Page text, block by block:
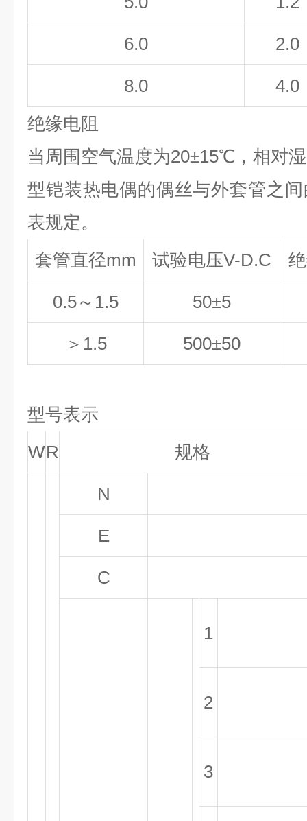
6.0 2.0
8.0
4.0
绝缘电阻
当周围空气温度为20±15℃ ，相对
型铠装热电偶的偶丝与外套管之
表规定。
套管直径mm
试验电压V-D.C
0.5～1.5 50±5
＞1.5 500±50
型号表示
WR 规格
N
E
C
1
2
3